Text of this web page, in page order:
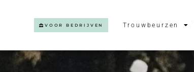
VOOR BEDRIJVEN Trouwbeurzen